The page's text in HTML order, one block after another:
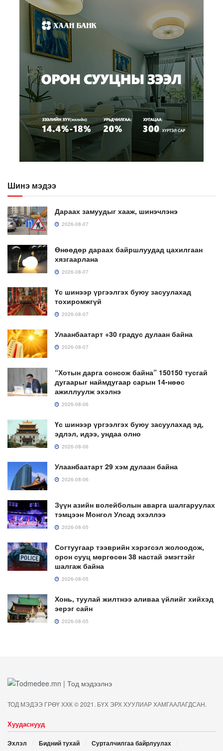
Шинэ мэдээ
Дараах замуудыг хааж, шинэчлэнэ
2026-08-07
Өнөөдөр дараах байршлуудад цахилгаан
хязгаарлана
2026-08-07
Үс шинээр үргээлгэх буюу засуулахад
тохиромжгүй
2026-08-07
Улаанбаатарт +30 градус дулаан байна
2026-08-07
“Хотын дарга сонсож байна” 150150 тусгай
дугаарыг наймдугаар сарын 14-нөөс
ажиллуулж эхэлнэ
2026-08-06
Үс шинээр үргээлгэх буюу засуулахад эд,
эдлэл, идээ, ундаа олно
2026-08-06
Улаанбаатарт 29 хэм дулаан байна
2026-08-06
Зүүн азийн волейболын аварга шалгаруулах
тэмцээн Монгол Улсад эхэллээ
2026-08-05
Согтуугаар тээврийн хэрэгсэл жолоодож,
орон сууц мөргөсөн 38 настай эмэгтэйг
шалгаж байна
2026-08-05
Хонь, туулай жилтнээ аливаа үйлийг хийхэд
эерэг сайн
2026-08-05
ТОД МЭДЭЭ ГРӨҮ ХХК © 2021. БҮХ ЭРХ ХУУЛИАР ХАМГААЛАГДСАН.
Хуудаснууд
Эхлэл Бидний тухай
Сурталчилгаа байрлуулах